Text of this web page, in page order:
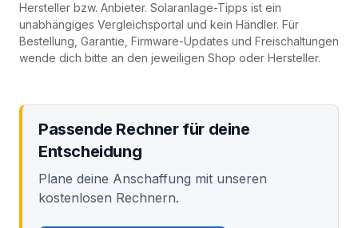
Hersteller bzw. Anbieter. Solaranlage-Tipps ist ein
unabhängiges Vergleichsportal und kein Händler. Für
Bestellung, Garantie, Firmware-Updates und Freischaltungen
wende dich bitte an den jeweiligen Shop oder Hersteller.
Passende Rechner für deine
Entscheidung
Plane deine Anschaffung mit unseren
kostenlosen Rechnern.